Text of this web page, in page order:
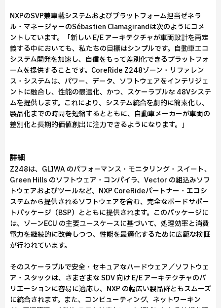
NXPのSVP兼車載システムおよびプラットフォーム担当ゼネラ
ル・マネージャーのSébastien Clamagirandは次のようにコメ
ントしています。「新しい E/E アーキテクチャが車両設計を再定
義する中においても、私たちの目標はシンプルです。自動車エコ
システム開発を加速し、自信をもって差別化できるプラットフォ
ームを提供することです。CoreRide Z248ゾーン・リファレン
ス・システムは、パワー、データ、ソフトウェアをインテリジェ
ントに融合し、性能の最適化、かつ、スケーラブルな 48Vシステ
ムを提供します。これにより、システム統合を劇的に簡素化し、
製品化までの時間を短縮するとともに、自動車メーカーが車両の
差別化と長期的価値創出に注力できるようになります。」
詳細
Z248は、GLIWA のパフォーマンス・モニタリング・スイート、
Green Hills のソフトウェア・コンパイラ、Vector の組込みソフ
トウェアおよびツールなど、NXP CoreRideパートナー・エコシ
ステムから提供されるソフトウェアを含む、完全なボードサポー
トパッケージ（BSP）とともに提供されます。このパッケージに
は、ゾーンECU の主要ユースケースに基づいて、処理効率と消費
電力を継続的に改善しつつ、性能を最適化するために広範な検証
が行われています。
そのスケーラブルで安全・セキュアなハードウェア／ソフトウェ
ア・スタックは、さまざまな SDV 向け E/E アーキテクチャのバ
リエーションに容易に適応し、NXP の幅広い製品群ともスムーズ
に統合されます。また、コンピューティング、ネットワーキン